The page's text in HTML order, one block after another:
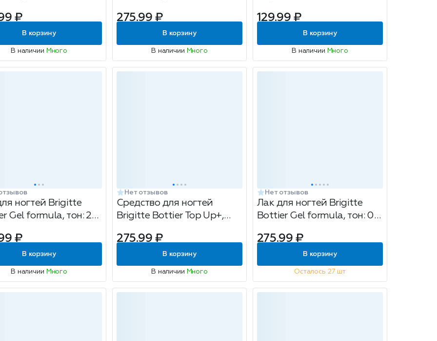
₽
В корзину
В наличии Много
275.99 ₽
В корзину
В наличии Много
129.99 ₽
В корзину
В наличии Много
ногтей Brigitte
Gel formula, тон: 22
₽
В корзину
В наличии Много
Нет отзывов
Средство для ногтей
Brigitte Bottier Top Up+,
12мл
275.99 ₽
В корзину
В наличии Много
Нет отзывов
Лак для ногтей Brigitte
Bottier Gel formula, тон: 01
275.99 ₽
В корзину
Осталось 27 шт